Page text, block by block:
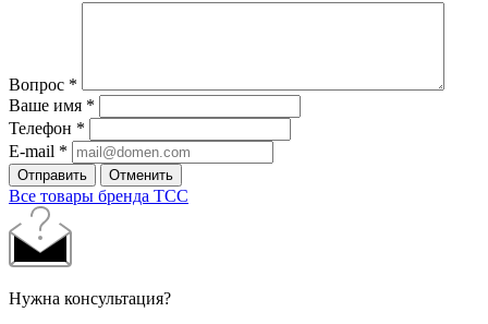
Вопрос *
Ваше имя *
Телефон *
E-mail *
Отправить Отменить
Все товары бренда ТСС
Нужна консультация?